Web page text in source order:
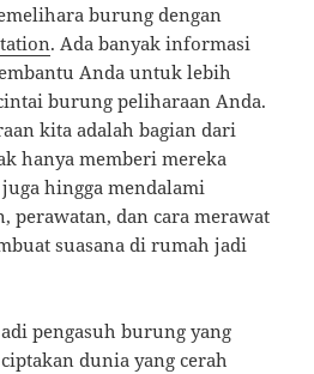
burung dengan
. Ada banyak informasi
Anda untuk lebih
burung peliharaan Anda.
kita adalah bagian dari
hanya memberi mereka
hingga mendalami
perawatan, dan cara merawat
suasana di rumah jadi
pengasuh burung yang
dunia yang cerah